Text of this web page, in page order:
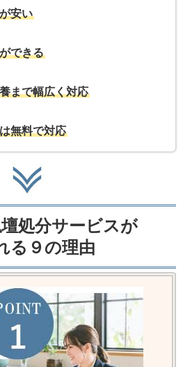
安い
できる
まで幅広く対応
無料で対応
処分サービスが
る９の理由